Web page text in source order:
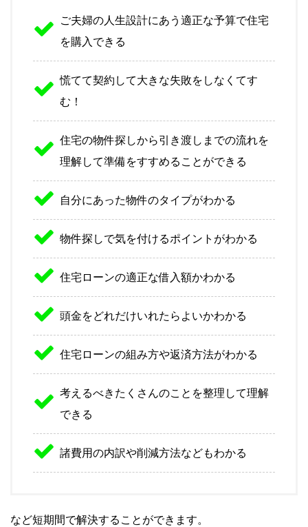
ご夫婦の人生設計にあう適正な予算で住宅
を購入できる
慌てて契約して大きな失敗をしなくてす
む！
住宅の物件探しから引き渡しまでの流れを
理解して準備をすすめることができる
自分にあった物件のタイプがわかる
物件探しで気を付けるポイントがわかる
住宅ローンの適正な借入額かわかる
頭金をどれだけいれたらよいかわかる
住宅ローンの組み方や返済方法がわかる
考えるべきたくさんのことを整理して理解
できる
諸費用の内訳や削減方法などもわかる
など短期間で解決することができます。